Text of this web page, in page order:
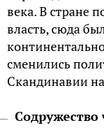
века. В стране
власть, сюда
сменились
Скандинавии
Содружество